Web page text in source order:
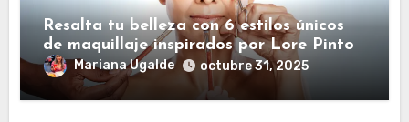
Resalta tu belleza con 6 estilos únicos
de maquillaje inspirados por Lore Pinto
Mariana Ugalde octubre 31, 2025